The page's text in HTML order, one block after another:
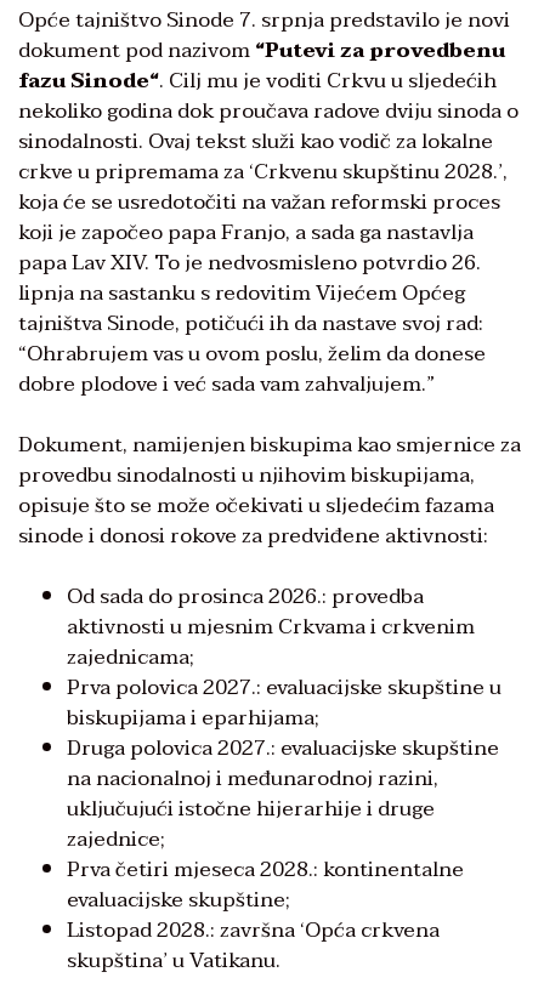
Opće tajništvo Sinode 7. srpnja predstavilo je novi
dokument pod nazivom“Putevi za provedbenu
fazu Sinode“. Cilj mu je voditi Crkvu u sljedećih
nekoliko godina dok proučava radove dviju sinoda o
sinodalnosti. Ovaj tekst služi kao vodič za lokalne
crkve u pripremama za ‘Crkvenu skupštinu 2028.’,
koja će se usredotočiti na važan reformski proces
koji je započeo papa Franjo, a sada ga nastavlja
papa Lav XIV. To je nedvosmisleno potvrdio 26.
lipnja na sastanku s redovitim Vijećem Općeg
tajništva Sinode, potičući ih da nastave svoj rad:
“Ohrabrujem vas u ovom poslu, želim da donese
dobre plodove i već sada vam zahvaljujem.”
Dokument, namijenjen biskupima kao smjernice za
provedbu sinodalnosti u njihovim biskupijama,
opisuje što se može očekivati u sljedećim fazama
sinode i donosi rokove za predviđene aktivnosti:
Od sada do prosinca 2026.: provedba
aktivnosti u mjesnim Crkvama i crkvenim
zajednicama;
Prva polovica 2027.: evaluacijske skupštine u
biskupijama i eparhijama;
Druga polovica 2027.: evaluacijske skupštine
na nacionalnoj i međunarodnoj razini,
uključujući istočne hijerarhije i druge
zajednice;
Prva četiri mjeseca 2028.: kontinentalne
evaluacijske skupštine;
Listopad 2028.: završna ‘Opća crkvena
skupština’ u Vatikanu.